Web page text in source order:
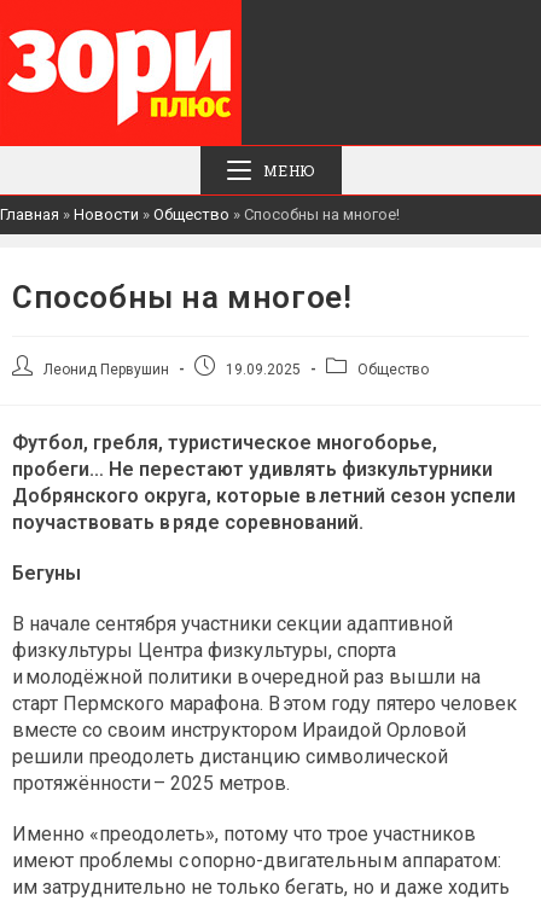
МЕНЮ
Главная » Новости » Общество » Способны на многое!
Способны на многое!
АвторЛеонид Первушин
Запись19.09.2025
РубрикаОбщество
Футбол, гребля, туристическое многоборье,
пробеги… Не перестают удивлять физкультурники
Добрянского округа, которые в летний сезон успели
поучаствовать в ряде соревнований.
Бегуны
В начале сентября участники секции адаптивной
физкультуры Центра физкультуры, спорта
и молодёжной политики в очередной раз вышли на
старт Пермского марафона. В этом году пятеро человек
вместе со своим инструктором Ираидой Орловой
решили преодолеть дистанцию символической
протяжённости – 2025 метров.
Именно «преодолеть», потому что трое участников
имеют проблемы с опорно-двигательным аппаратом:
им затруднительно не только бегать, но и даже ходить